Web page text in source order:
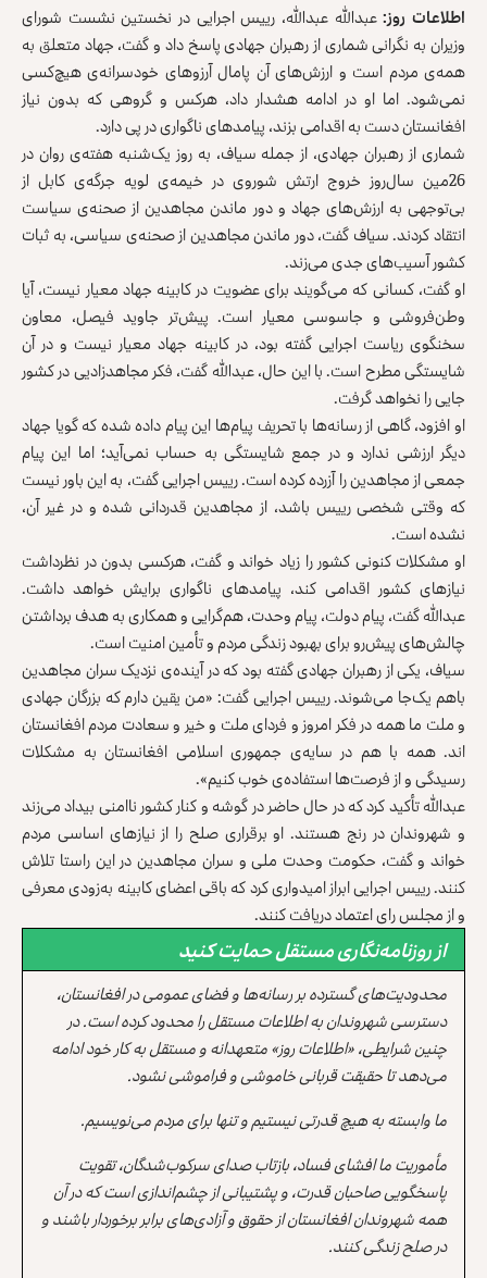
اطلاعات روز:عبدالله عبدالله، رییس اجرایی در نخستین نشست شورای
وزیران به نگرانی شماری از رهبران جهادی پاسخ داد و گفت، جهاد متعلق به
همه‌ی مردم است و ارزش‌های آن پامال آرزو‌های خودسرانه‌ی هیچ‌کسی
نمی‌شود. اما او در ادامه هشدار داد، هرکس و گروهی که بدون نیاز
افغانستان دست به اقدامی بزند، پیامدهای ناگواری در پی دارد.
شماری از رهبران جهادی، از جمله سیاف، به روز یک‌شنبه هفته‌ی روان در
26مین سال‌روز خروج ارتش شوروی در خیمه‌ی لویه جرگه‌ی کابل از
بی‌توجهی به ارزش‌های جهاد و دور ماندن مجاهدین از صحنه‌ی سیاست
انتقاد کردند. سیاف گفت، دور ماندن مجاهدین از صحنه‌ی سیاسی، به ثبات
کشور آسیب‌های جدی می‌زند.
او گفت، کسانی‌ که می‌گویند برای عضویت در کابینه جهاد معیار نیست، آیا
وطن‌فروشی و جاسوسی معیار است. پیش‌تر جاوید فیصل، معاون
سخنگوی ریاست اجرایی گفته بود، در کابینه جهاد معیار نیست و در آن
شایستگی مطرح است. با این حال، عبدالله گفت، فکر مجاهد‌زادیی در کشور
جایی را نخواهد گرفت.
او افزود، گاهی از رسانه‌ها با تحریف پیام‌ها این‌ پیام داده شده که گویا جهاد
دیگر ارزشی ندارد و در جمع شایستگی به حساب نمی‌آید؛ اما این پیام
جمعی از مجاهدین را آزرده کرده است. رییس اجرایی گفت، به این باور نیست
که وقتی شخصی رییس باشد، از مجاهدین قدردانی شده و در غیر آن،
نشده است.
او مشکلات کنونی کشور را زیاد خواند و گفت، هرکسی بدون در نظرداشت
نیازهای کشور اقدامی کند، پیامدهای ناگواری برایش خواهد داشت.
عبدالله گفت، پیام دولت، پیام وحدت، هم‌گرایی و همکاری به ‌هدف برداشتن
چالش‌های پیش‌رو برای بهبود زندگی مردم و تأمین امنیت است.
سیاف، یکی از رهبران جهادی گفته بود که در آینده‌ی نزدیک سران مجاهدین
باهم یک‌جا‌ می‌شوند. رییس اجرایی گفت: «من یقین دارم که بزرگان جهادی
و ملت ما همه در فکر امروز و فردای ملت و خیر و سعادت مردم افغانستان
اند. همه با هم در سایه‌ی جمهوری اسلامی افغانستان به مشکلات
رسیدگی و از فرصت‌ها استفاده‌ی خوب کنیم».
عبدالله تأکید کرد که در حال حاضر در گوشه‌ و کنار کشور ناامنی بیداد می‌زند
و شهروندان در رنج هستند. او برقراری صلح را از نیازهای اساسی مردم
خواند و گفت، حکومت وحدت ملی و سران مجاهدین در این راستا‌ تلاش
کنند. رییس اجرایی ابراز امیدواری کرد که باقی اعضای کابینه به‌زودی معرفی
و از مجلس رای اعتماد دریافت کنند.
از روزنامه‌نگاری مستقل حمایت کنید
محدودیت‌های گسترده بر رسانه‌ها و فضای عمومی در افغانستان،
دسترسی شهروندان به اطلاعات مستقل را محدود کرده است. در
چنین شرایطی، «اطلاعات روز» متعهدانه و مستقل به کار خود ادامه
می‌دهد تا حقیقت قربانی خاموشی و فراموشی نشود.
ما وابسته به هیچ قدرتی نیستیم و تنها برای مردم می‌نویسیم.
مأموریت ما افشای فساد، بازتاب صدای سرکوب‌شدگان، تقویت
پاسخگویی صاحبان قدرت، و پشتیبانی از چشم‌اندازی است که در آن
همه شهروندان افغانستان از حقوق و آزادی‌های برابر برخوردار باشند و
در صلح زندگی کنند.